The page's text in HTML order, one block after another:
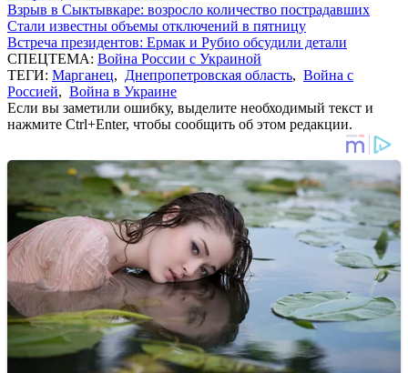
Взрыв в Сыктывкаре: возросло количество пострадавших
Стали известны объемы отключений в пятницу
Встреча президентов: Ермак и Рубио обсудили детали
СПЕЦТЕМА: Война России с Украиной
ТЕГИ: Марганец, Днепропетровская область, Война с
Россией, Война в Украине
Если вы заметили ошибку, выделите необходимый текст и
нажмите Ctrl+Enter, чтобы сообщить об этом редакции.